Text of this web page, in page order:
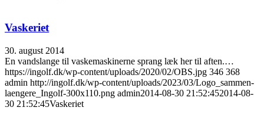
Vaskeriet
30. august 2014
En vandslange til vaskemaskinerne sprang læk her til aften.…
https://ingolf.dk/wp-content/uploads/2020/02/OBS.jpg 346 368
admin http://ingolf.dk/wp-content/uploads/2023/03/Logo_sammen-
laengere_Ingolf-300x110.png admin2014-08-30 21:52:452014-08-
30 21:52:45Vaskeriet